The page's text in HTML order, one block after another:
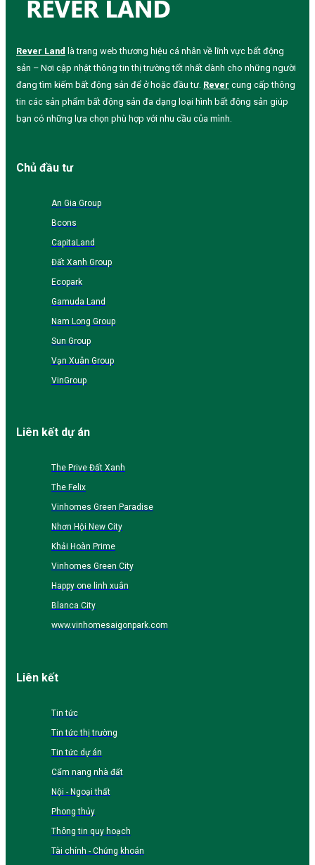
Rever Land là trang web thương hiệu cá nhân về lĩnh vực bất động
sản – Nơi cập nhật thông tin thị trường tốt nhất dành cho những người
đang tìm kiếm bất động sản để ở hoặc đầu tư. Rever cung cấp thông
tin các sản phẩm bất động sản đa dạng loại hình bất động sản giúp
bạn có những lựa chọn phù hợp với nhu cầu của mình.
Chủ đầu tư
An Gia Group
Bcons
CapitaLand
Đất Xanh Group
Ecopark
Gamuda Land
Nam Long Group
Sun Group
Vạn Xuân Group
VinGroup
Liên kết dự án
The Prive Đất Xanh
The Felix
Vinhomes Green Paradise
Nhơn Hội New City
Khải Hoàn Prime
Vinhomes Green City
Happy one linh xuân
Blanca City
www.vinhomesaigonpark.com
Liên kết
Tin tức
Tin tức thị trường
Tin tức dự án
Cẩm nang nhà đất
Nội - Ngoại thất
Phong thủy
Thông tin quy hoạch
Tài chính - Chứng khoán